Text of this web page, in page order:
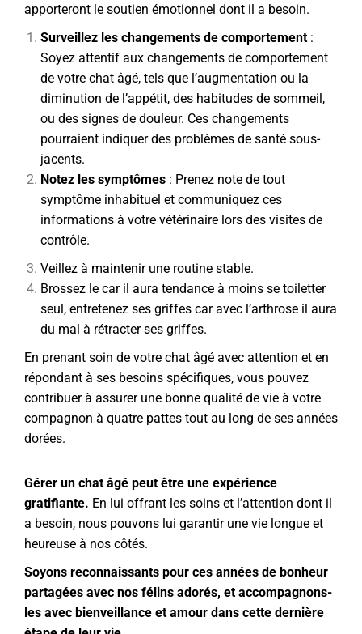
apporteront le soutien émotionnel dont il a besoin.
Surveillez les changements de comportement :
Soyez attentif aux changements de comportement
de votre chat âgé, tels que l’augmentation ou la
diminution de l’appétit, des habitudes de sommeil,
ou des signes de douleur. Ces changements
pourraient indiquer des problèmes de santé sous-
jacents.
Notez les symptômes : Prenez note de tout
symptôme inhabituel et communiquez ces
informations à votre vétérinaire lors des visites de
contrôle.
Veillez à maintenir une routine stable.
Brossez le car il aura tendance à moins se toiletter
seul, entretenez ses griffes car avec l’arthrose il aura
du mal à rétracter ses griffes.
En prenant soin de votre chat âgé avec attention et en
répondant à ses besoins spécifiques, vous pouvez
contribuer à assurer une bonne qualité de vie à votre
compagnon à quatre pattes tout au long de ses années
dorées.
Gérer un chat âgé peut être une expérience
gratifiante. En lui offrant les soins et l’attention dont il
a besoin, nous pouvons lui garantir une vie longue et
heureuse à nos côtés.
Soyons reconnaissants pour ces années de bonheur
partagées avec nos félins adorés, et accompagnons-
les avec bienveillance et amour dans cette dernière